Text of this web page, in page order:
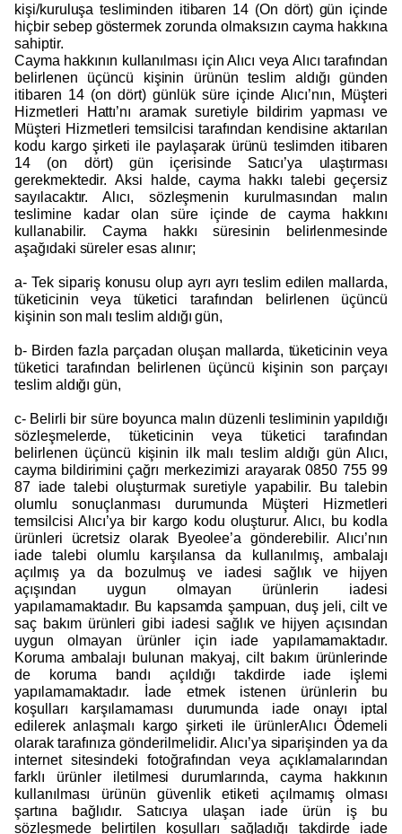
kişi/kuruluşa tesliminden itibaren 14 (On dört) gün içinde
hiçbir sebep göstermek zorunda olmaksızın cayma hakkına
sahiptir.
Cayma hakkının kullanılması için Alıcı veya Alıcı tarafından
belirlenen üçüncü kişinin ürünün teslim aldığı günden
itibaren 14 (on dört) günlük süre içinde Alıcı’nın, Müşteri
Hizmetleri Hattı’nı aramak suretiyle bildirim yapması ve
Müşteri Hizmetleri temsilcisi tarafından kendisine aktarılan
kodu kargo şirketi ile paylaşarak ürünü teslimden itibaren
14 (on dört) gün içerisinde Satıcı’ya ulaştırması
gerekmektedir. Aksi halde, cayma hakkı talebi geçersiz
sayılacaktır. Alıcı, sözleşmenin kurulmasından malın
teslimine kadar olan süre içinde de cayma hakkını
kullanabilir. Cayma hakkı süresinin belirlenmesinde
aşağıdaki süreler esas alınır;
a- Tek sipariş konusu olup ayrı ayrı teslim edilen mallarda,
tüketicinin veya tüketici tarafından belirlenen üçüncü
kişinin son malı teslim aldığı gün,
b- Birden fazla parçadan oluşan mallarda, tüketicinin veya
tüketici tarafından belirlenen üçüncü kişinin son parçayı
teslim aldığı gün,
c- Belirli bir süre boyunca malın düzenli tesliminin yapıldığı
sözleşmelerde, tüketicinin veya tüketici tarafından
belirlenen üçüncü kişinin ilk malı teslim aldığı gün Alıcı,
cayma bildirimini çağrı merkezimizi arayarak 0850 755 99
87 iade talebi oluşturmak suretiyle yapabilir. Bu talebin
olumlu sonuçlanması durumunda Müşteri Hizmetleri
temsilcisi Alıcı’ya bir kargo kodu oluşturur. Alıcı, bu kodla
ürünleri ücretsiz olarak Byeolee’a gönderebilir. Alıcı’nın
iade talebi olumlu karşılansa da kullanılmış, ambalajı
açılmış ya da bozulmuş ve iadesi sağlık ve hijyen
açışından uygun olmayan ürünlerin iadesi
yapılamamaktadır. Bu kapsamda şampuan, duş jeli, cilt ve
saç bakım ürünleri gibi iadesi sağlık ve hijyen açısından
uygun olmayan ürünler için iade yapılamamaktadır.
Koruma ambalajı bulunan makyaj, cilt bakım ürünlerinde
de koruma bandı açıldığı takdirde iade işlemi
yapılamamaktadır. İade etmek istenen ürünlerin bu
koşulları karşılamaması durumunda iade onayı iptal
edilerek anlaşmalı kargo şirketi ile ürünlerAlıcı Ödemeli
olarak tarafınıza gönderilmelidir. Alıcı’ya siparişinden ya da
internet sitesindeki fotoğrafından veya açıklamalarından
farklı ürünler iletilmesi durumlarında, cayma hakkının
kullanılması ürünün güvenlik etiketi açılmamış olması
şartına bağlıdır. Satıcıya ulaşan iade ürün iş bu
sözleşmede belirtilen koşulları sağladığı takdirde iade